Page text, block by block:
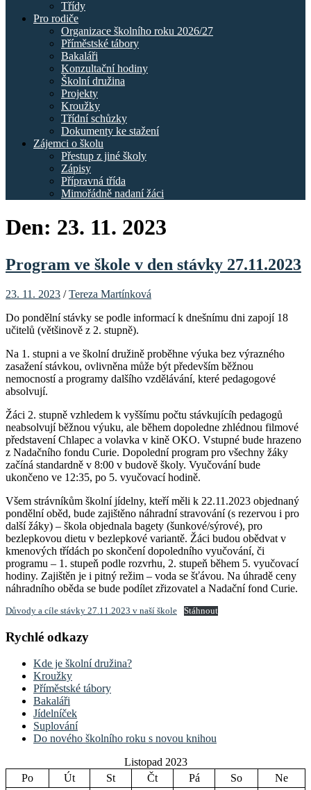
Třídy
Pro rodiče
Organizace školního roku 2026/27
Příměstské tábory
Bakaláři
Konzultační hodiny
Školní družina
Projekty
Kroužky
Třídní schůzky
Dokumenty ke stažení
Zájemci o školu
Přestup z jiné školy
Zápisy
Přípravná třída
Mimořádně nadaní žáci
Den: 23. 11. 2023
Program ve škole v den stávky 27.11.2023
23. 11. 2023 /Tereza Martínková
Do pondělní stávky se podle informací k dnešnímu dni zapojí 18
učitelů (většinově z 2. stupně).
Na 1. stupni a ve školní družině proběhne výuka bez výrazného
zasažení stávkou, ovlivněna může být především běžnou
nemocností a programy dalšího vzdělávání, které pedagogové
absolvují.
Žáci 2. stupně vzhledem k vyššímu počtu stávkujícíh pedagogů
neabsolvují běžnou výuku, ale během dopoledne zhlédnou filmové
představení Chlapec a volavka v kině OKO. Vstupné bude hrazeno
z Nadačního fondu Curie. Dopolední program pro všechny žáky
začíná standardně v 8:00 v budově školy. Vyučování bude
ukončeno ve 12:35, po 5. vyučovací hodině.
Všem strávníkům školní jídelny, kteří měli k 22.11.2023 objednaný
pondělní oběd, bude zajištěno náhradní stravování (s rezervou i pro
další žáky) – škola objednala bagety (šunkové/sýrové), pro
bezlepkovou dietu v bezlepkové variantě. Žáci budou obědvat v
kmenových třídách po skončení dopoledního vyučování, či
programu – 1. stupeň podle rozvrhu, 2. stupeň během 5. vyučovací
hodiny. Zajištěn je i pitný režim – voda se šťávou. Na úhradě ceny
náhradního oběda se bude podílet zřizovatel a Nadační fond Curie.
Důvody a cíle stávky 27.11.2023 v naší škole Stáhnout
Rychlé odkazy
Kde je školní družina?
Kroužky
Příměstské tábory
Bakaláři
Jídelníček
Suplování
Do nového školního roku s novou knihou
Listopad 2023
Po
Út St Čt Pá So
Ne